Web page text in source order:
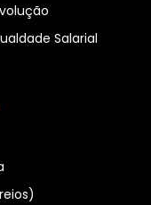
Salarial